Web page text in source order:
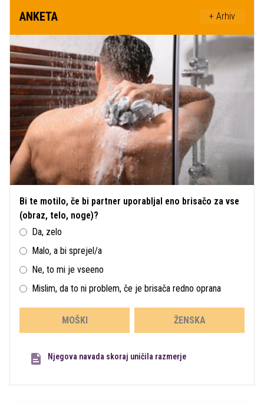
ANKETA + Arhiv
Bi te motilo, če bi partner uporabljal eno brisačo za vse
(obraz, telo, noge)?
Da, zelo
Malo, a bi sprejel/a
Ne, to mi je vseeno
Mislim, da to ni problem, če je brisača redno oprana
MOŠKI ŽENSKA
Njegova navada skoraj uničila razmerje